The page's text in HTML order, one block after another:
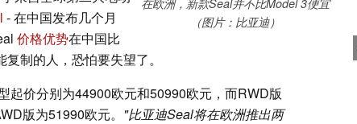
（图片：比亚迪）
- 在中国发布几个月
价格优势在中国比
制的人，恐怕要失望了。
起价分别为44900欧元和50990欧元，而RWD版
版为51990欧元。 "比亚迪Seal将在欧洲推出两